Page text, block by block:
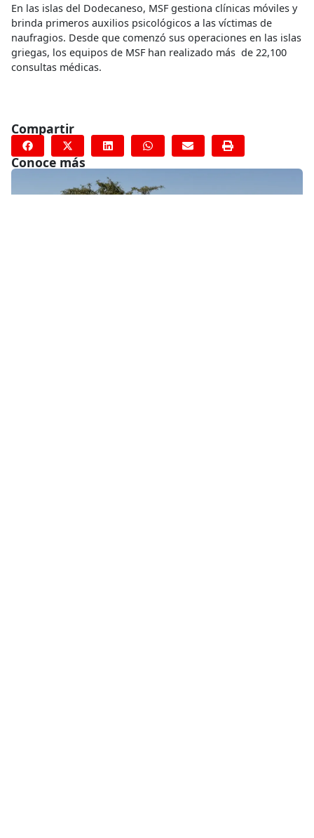
En las islas del Dodecaneso, MSF gestiona clínicas móviles y
brinda primeros auxilios psicológicos a las víctimas de
naufragios. Desde que comenzó sus operaciones en las islas
griegas, los equipos de MSF han realizado más de 22,100
consultas médicas.
Compartir
Conoce más